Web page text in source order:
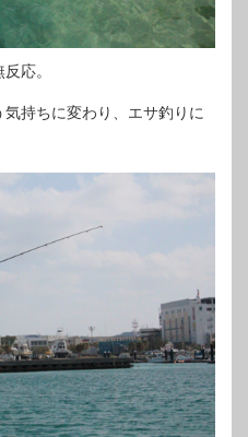
応。
持ちに変わり、エサ釣りに